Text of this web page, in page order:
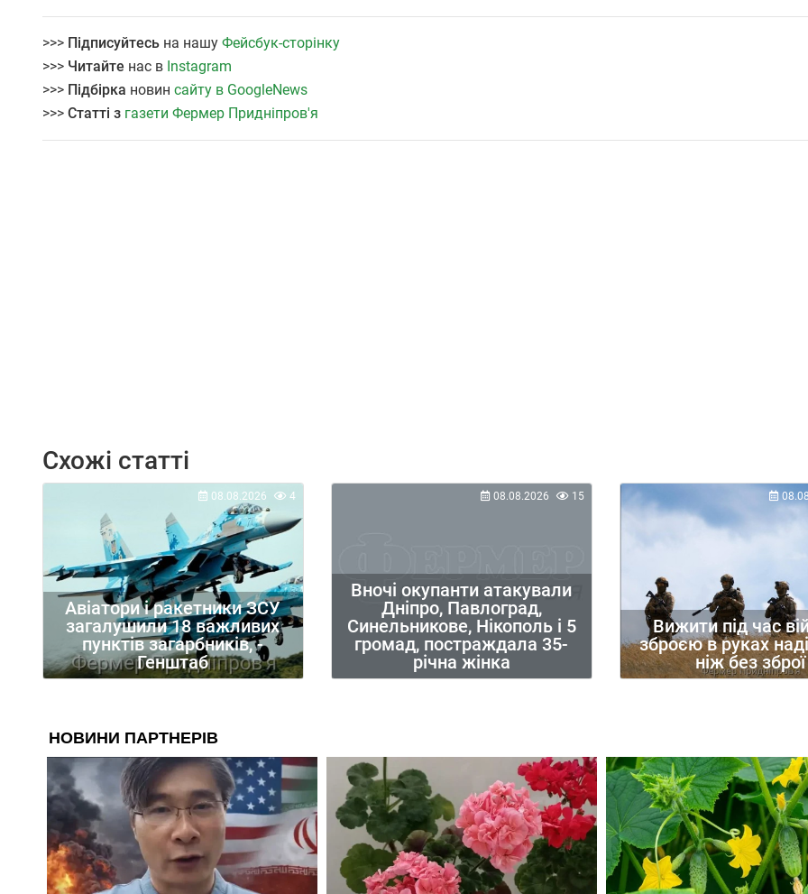
>>> Підписуйтесь на нашу Фейсбук-сторінку
>>> Читайте нас в Instagram
>>> Підбірка новин сайту в GoogleNews
>>> Статті з газети Фермер Придніпров'я
Схожі статті
Авіатори і ракетники ЗСУ
загалушили 18 важливих
пунктів загарбників, -
Генштаб
08.08.2026 4
Вночі окупанти атакували
Дніпро, Павлоград,
Синельникове, Нікополь і 5
громад, постраждала 35-
річна жінка
08.08.2026 15
Вижити під час
зброєю в руках
ніж без зброї